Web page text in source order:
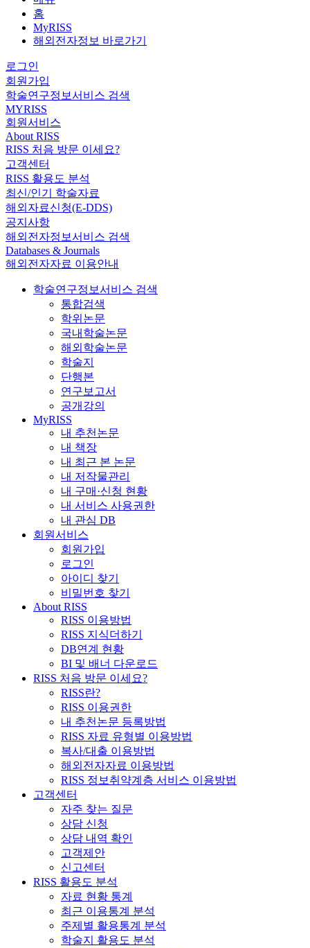
홈
MyRISS
해외전자정보 바로가기
로그인
회원가입
학술연구정보서비스 검색
MYRISS
회원서비스
About RISS
RISS 처음 방문 이세요?
고객센터
RISS 활용도 분석
최신/인기 학술자료
해외자료신청(E-DDS)
공지사항
해외전자정보서비스 검색
Databases & Journals
해외전자자료 이용안내
학술연구정보서비스 검색
통합검색
학위논문
국내학술논문
해외학술논문
학술지
단행본
연구보고서
공개강의
MyRISS
내 추천논문
내 책장
내 최근 본 논문
내 저작물관리
내 구매·신청 현황
내 서비스 사용권한
내 관심 DB
회원서비스
회원가입
로그인
아이디 찾기
비밀번호 찾기
About RISS
RISS 이용방법
RISS 지식더하기
DB연계 현황
BI 및 배너 다운로드
RISS 처음 방문 이세요?
RISS란?
RISS 이용권한
내 추천논문 등록방법
RISS 자료 유형별 이용방법
복사/대출 이용방법
해외전자자료 이용방법
RISS 정보취약계층 서비스 이용방법
고객센터
자주 찾는 질문
상담 신청
상담 내역 확인
고객제안
신고센터
RISS 활용도 분석
자료 현황 통계
최근 이용통계 분석
주제별 활용통계 분석
학술지 활용도 분석